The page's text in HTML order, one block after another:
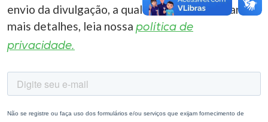
envio da divulgação, a qualquer momento. Para
mais detalhes, leia nossa política de
privacidade.